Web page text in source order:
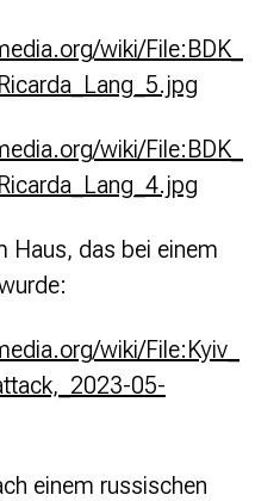
wiki/File:BDK_
wiki/File:BDK_
Haus, das bei einem
wiki/File:Kyiv_
05-
einem russischen